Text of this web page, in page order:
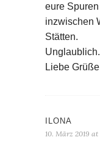
eure
inzwischen
Stätten.
Unglaublich.
Liebe
ILONA
10. März 2019 at